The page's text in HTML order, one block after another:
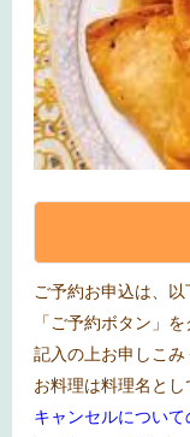
ご予約お申込は、以
「ご予約ボタン」
記入の上お申しこみ
お料理は料理名と
キャンセルについ